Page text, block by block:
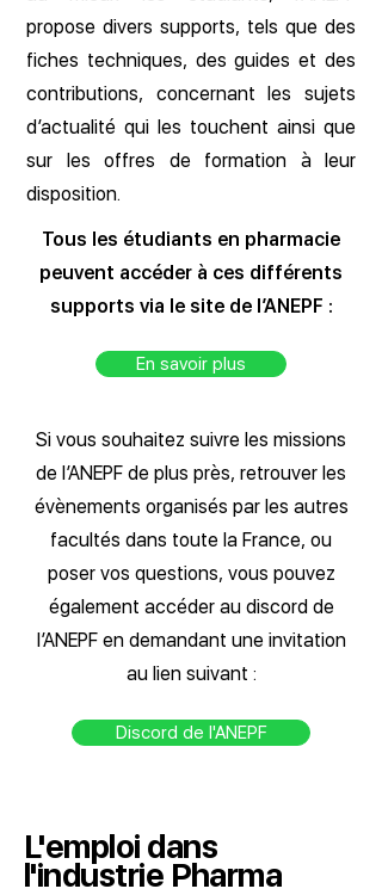
propose divers supports, tels que des
fiches techniques, des guides et des
contributions, concernant les sujets
d’actualité qui les touchent ainsi que
sur les offres de formation à leur
disposition.
Tous les étudiants en pharmacie
peuvent accéder à ces différents
supports via le site de l’ANEPF :
Si vous souhaitez suivre les missions
de l’ANEPF de plus près, retrouver les
évènements organisés par les autres
facultés dans toute la France, ou
poser vos questions, vous pouvez
également accéder au discord de
l’ANEPF en demandant une invitation
au lien suivant :
En savoir plus
Discord de l'ANEPF
L'emploi dans
l'industrie Pharma